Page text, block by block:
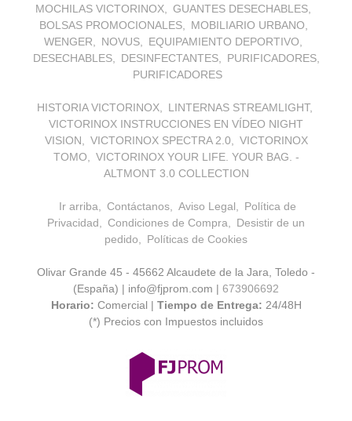
MOCHILAS VICTORINOX
GUANTES DESECHABLES
BOLSAS PROMOCIONALES
MOBILIARIO URBANO
WENGER
NOVUS
EQUIPAMIENTO DEPORTIVO
DESECHABLES
DESINFECTANTES
PURIFICADORES
PURIFICADORES
HISTORIA VICTORINOX
LINTERNAS STREAMLIGHT
VICTORINOX INSTRUCCIONES EN VÍDEO NIGHT
VISION
VICTORINOX SPECTRA 2.0
VICTORINOX
TOMO
VICTORINOX YOUR LIFE. YOUR BAG. -
ALTMONT 3.0 COLLECTION
Ir arriba Contáctanos Aviso Legal
Política de
Privacidad
Condiciones de Compra
Desistir de un
pedido
Políticas de Cookies
Olivar Grande 45 - 45662 Alcaudete de la Jara, Toledo -
(España) | info@fjprom.com | 673906692
Horario: Comercial | Tiempo de Entrega: 24/48H
(*) Precios con Impuestos incluidos